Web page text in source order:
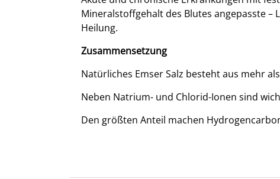
Mineralstoffgehalt des Blutes angepasste
Heilung.
Zusammensetzung
Natürliches Emser Salz besteht aus mehr
Neben Natrium- und Chlorid-Ionen sind
Den größten Anteil machen